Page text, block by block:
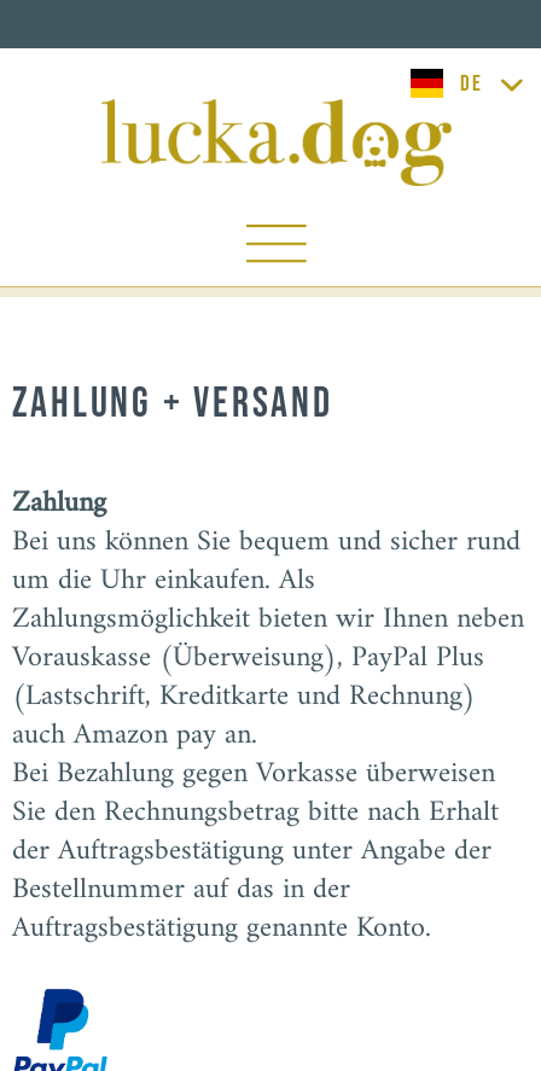
lucka.dog
Zahlung + Versand
Zahlung
Bei uns können Sie bequem und sicher rund
um die Uhr einkaufen. Als
Zahlungsmöglichkeit bieten wir Ihnen neben
Vorauskasse (Überweisung), PayPal Plus
(Lastschrift, Kreditkarte und Rechnung)
auch Amazon pay an.
Bei Bezahlung gegen Vorkasse überweisen
Sie den Rechnungsbetrag bitte nach Erhalt
der Auftragsbestätigung unter Angabe der
Bestellnummer auf das in der
Auftragsbestätigung genannte Konto.